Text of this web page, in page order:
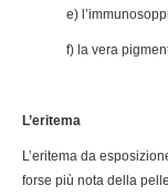
e)
f) la vera
L’eritema
L’eritema da
forse più nota della